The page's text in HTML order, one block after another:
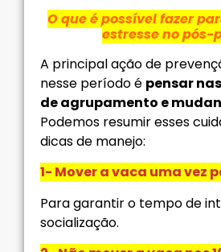
O que é possível fazer
estresse no pós-
A principal ação de
nesse período é pensar
de agrupamento e
Podemos resumir esses
dicas de manejo:
1- Mover a vaca uma vez
Para garantir o tempo de
socialização.